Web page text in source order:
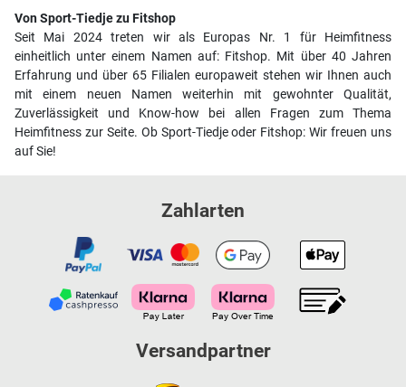
Von Sport-Tiedje zu Fitshop
Seit Mai 2024 treten wir als Europas Nr. 1 für Heimfitness
einheitlich unter einem Namen auf: Fitshop. Mit über 40 Jahren
Erfahrung und über 65 Filialen europaweit stehen wir Ihnen auch
mit einem neuen Namen weiterhin mit gewohnter Qualität,
Zuverlässigkeit und Know-how bei allen Fragen zum Thema
Heimfitness zur Seite. Ob Sport-Tiedje oder Fitshop: Wir freuen uns
auf Sie!
Zahlarten
Versandpartner